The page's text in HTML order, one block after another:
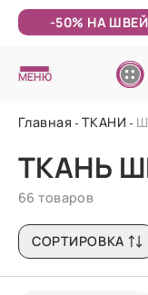
-50% НА
МЕНЮ
Главная ТКАНИ
ТКАНЬ
66 товаров
СОРТИРОВКА